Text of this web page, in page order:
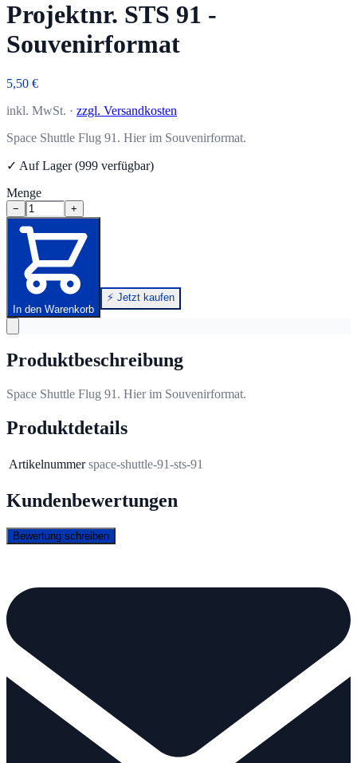
Projektnr. STS 91 -
Souvenirformat
5,50 €
inkl. MwSt. · zzgl. Versandkosten
Space Shuttle Flug 91. Hier im Souvenirformat.
✓ Auf Lager (999 verfügbar)
Menge
− +
In den Warenkorb
⚡ Jetzt kaufen
Produktbeschreibung
Space Shuttle Flug 91. Hier im Souvenirformat.
Produktdetails
Artikelnummer space-shuttle-91-sts-91
Kundenbewertungen
Bewertung schreiben